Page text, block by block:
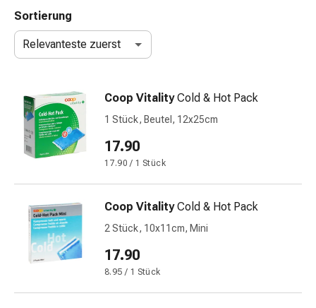
Schnupfen
Wund-
Elastische
Wundbinden
Kompressen
Fingerverbände
Fixationspflaster
Gazen
Kompressionsbinden
Pflasterbinden,
Tapes
Sortierung
Relevanteste zuerst
Coop Vitality Cold & Hot Pack
1 Stück, Beutel, 12x25cm
17.90
17.90 / 1 Stück
Coop Vitality Cold & Hot Pack
2 Stück, 10x11cm, Mini
17.90
8.95 / 1 Stück